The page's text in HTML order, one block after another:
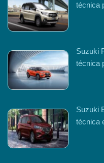
técnica
Suzuki
técnica
Suzuki
técnica